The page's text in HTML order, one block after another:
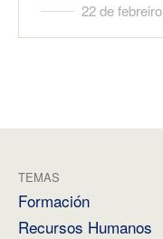
22 de febreiro
TEMAS
Formación
Recursos Humanos